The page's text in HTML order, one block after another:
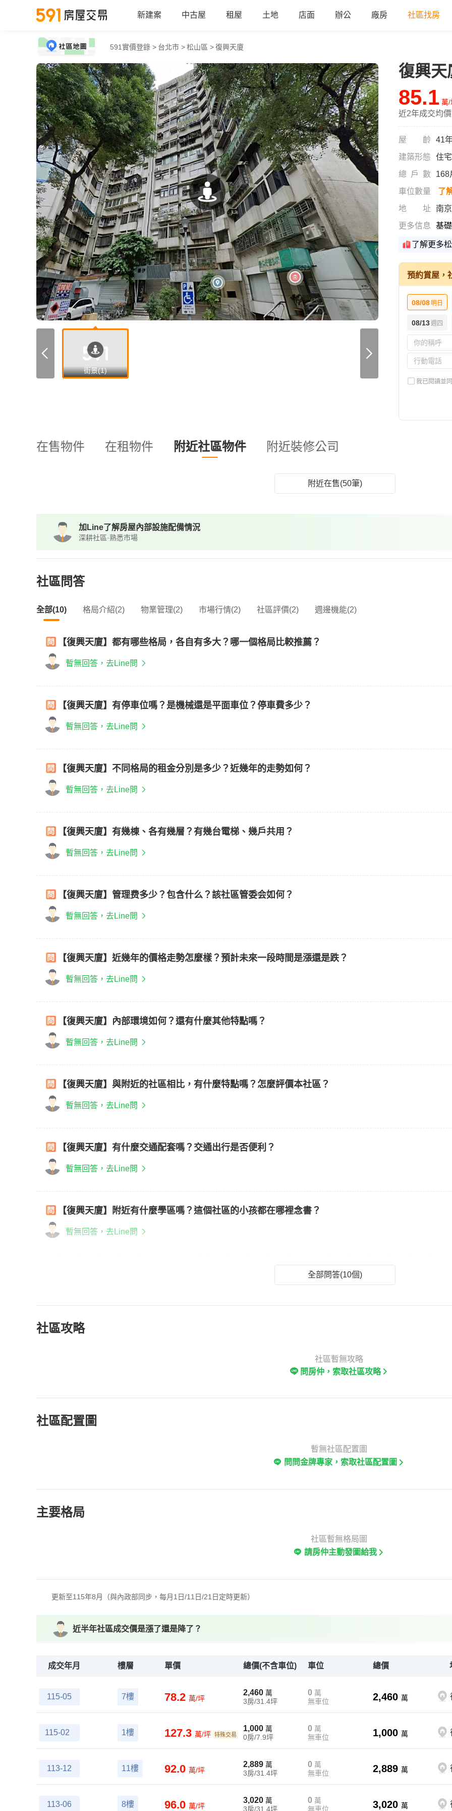
新建案 中古屋 租屋 土地 店面 辦公 廠房 社區找房
591實價登錄 > 台北市 >松山區 >復興天廈
街景(1)
復興天
85.1 萬/
近2年成交均價
屋齡
41
建築形態
住
總戶數
168
車位數量
了
地址
南
更多信息
基
了解更多
預約賞屋，
08/08 明日
08/13週四
我已閱讀並
在售物件 在租物件 附近社區物件 附近裝修公司
附近在售(50筆)
加Line了解房屋內部設施配備情況
深耕社區·熟悉市場
社區問答
全部(10) 格局介紹(2) 物業管理(2) 市場行情(2) 社區評價(2) 週邊機能(2)
【復興天廈】都有哪些格局，各自有多大？哪一個格局比較推薦？
暫無回答，去Line問
【復興天廈】有停車位嗎？是機械還是平面車位？停車費多少？
暫無回答，去Line問
【復興天廈】不同格局的租金分別是多少？近幾年的走勢如何？
暫無回答，去Line問
【復興天廈】有幾棟、各有幾層？有幾台電梯、幾戶共用？
暫無回答，去Line問
【復興天廈】管理费多少？包含什么？該社區管委会如何？
暫無回答，去Line問
【復興天廈】近幾年的價格走勢怎麼樣？預計未來一段時間是漲還是跌？
暫無回答，去Line問
【復興天廈】內部環境如何？還有什麼其他特點嗎？
暫無回答，去Line問
【復興天廈】與附近的社區相比，有什麼特點嗎？怎麼評價本社區？
暫無回答，去Line問
【復興天廈】有什麼交通配套嗎？交通出行是否便利？
暫無回答，去Line問
【復興天廈】附近有什麼學區嗎？這個社區的小孩都在哪裡念書？
暫無回答，去Line問
全部問答(10個)
社區攻略
社區暫無攻略
問房仲，索取社區攻略
社區配置圖
暫無社區配置圖
問問金牌專家，索取社區配置圖
主要格局
社區暫無格局圖
請房仲主動發圖給我
更新至115年8月（與內政部同步，每月1日/11日/21日定時更新）
近半年社區成交價是漲了還是降了？
成交年月 樓層 單價 總價(不含車位) 車位 總價
115-05 7樓 78.2 萬/坪
2,460 萬
3房/31.4坪
0 萬
無車位
2,460 萬
115-02 1樓 127.3 萬/坪 特殊交易
1,000 萬
0房/7.9坪
0 萬
無車位
1,000 萬
113-12 11樓 92.0 萬/坪
2,889 萬
3房/31.4坪
0 萬
無車位
2,889 萬
113-06 8樓 96.0 萬/坪
3,020 萬
3房/31.4坪
0 萬
無車位
3,020 萬